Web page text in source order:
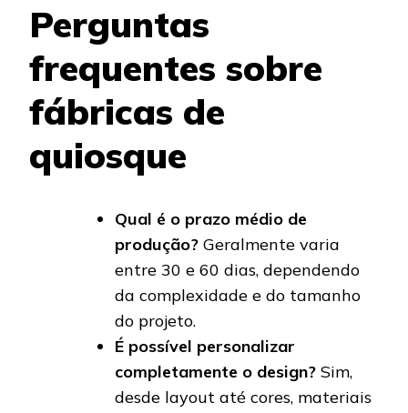
Perguntas
frequentes sobre
fábricas de
quiosque
Qual é o prazo médio de
produção? Geralmente varia
entre 30 e 60 dias, dependendo
da complexidade e do tamanho
do projeto.
É possível personalizar
completamente o design? Sim,
desde layout até cores, materiais